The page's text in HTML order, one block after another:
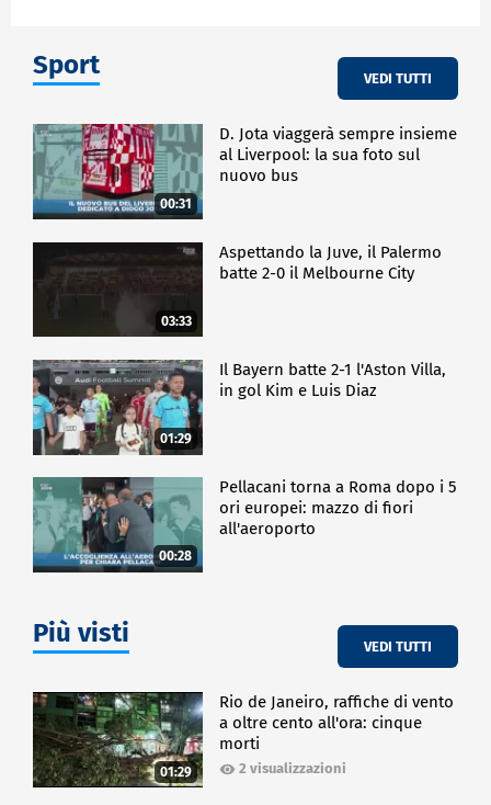
Sport VEDI TUTTI
00:31
D. Jota viaggerà sempre insieme
al Liverpool: la sua foto sul
nuovo bus
03:33
Aspettando la Juve, il Palermo
batte 2-0 il Melbourne City
01:29
Il Bayern batte 2-1 l'Aston Villa,
in gol Kim e Luis Diaz
00:28
Pellacani torna a Roma dopo i 5
ori europei: mazzo di fiori
all'aeroporto
Più visti VEDI TUTTI
01:29
Rio de Janeiro, raffiche di vento
a oltre cento all'ora: cinque
morti
2 visualizzazioni